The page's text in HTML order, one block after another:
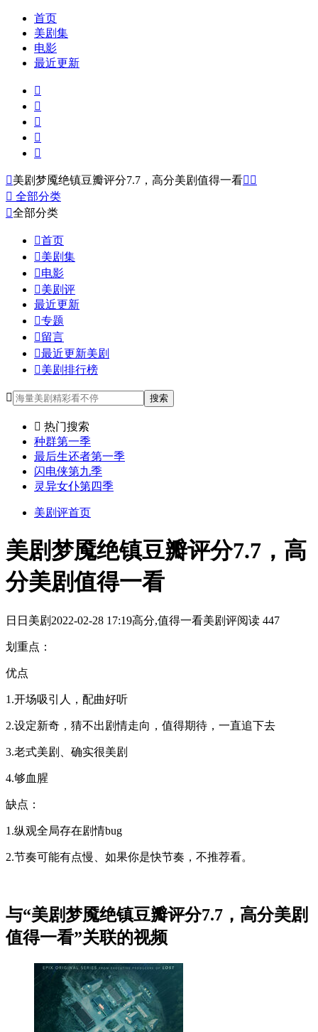
首页
美剧集
电影
最近更新





美剧梦魇绝镇豆瓣评分7.7，高分美剧值得一看 
 全部分类
全部分类
首页
美剧集
电影
美剧评
最近更新
专题
留言
最近更新美剧
美剧排行榜
 搜索
 热门搜索
种群第一季
最后生还者第一季
闪电侠第九季
灵异女仆第四季
美剧评首页
美剧梦魇绝镇豆瓣评分7.7，高
分美剧值得一看
日日美剧 2022-02-28 17:19高分,值得一看美剧评阅读 447
划重点：
优点
1.开场吸引人，配曲好听
2.设定新奇，猜不出剧情走向，值得期待，一直追下去
3.老式美剧、确实很美剧
4.够血腥
缺点：
1.纵观全局存在剧情bug
2.节奏可能有点慢、如果你是快节奏，不推荐看。
与“美剧梦魇绝镇豆瓣评分7.7，高分美剧
值得一看”关联的视频